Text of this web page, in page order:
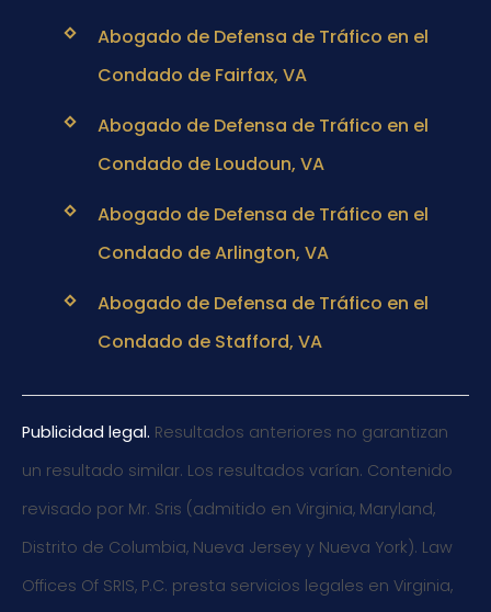
Abogado de Defensa de Tráfico en el
Condado de Fairfax, VA
Abogado de Defensa de Tráfico en el
Condado de Loudoun, VA
Abogado de Defensa de Tráfico en el
Condado de Arlington, VA
Abogado de Defensa de Tráfico en el
Condado de Stafford, VA
Publicidad legal. Resultados anteriores no garantizan
un resultado similar. Los resultados varían. Contenido
revisado por Mr. Sris (admitido en Virginia, Maryland,
Distrito de Columbia, Nueva Jersey y Nueva York). Law
Offices Of SRIS, P.C. presta servicios legales en Virginia,